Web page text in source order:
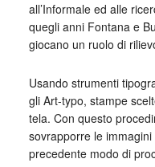
all’Informale ed alle
quegli anni Fontana e
giocano un ruolo di
Usando strumenti
gli Art-typo, stampe
tela. Con questo
sovrapporre le
precedente modo di